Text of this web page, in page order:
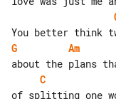
G
Am
C
of splitting one